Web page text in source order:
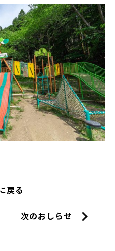
戻る
次のおしらせ